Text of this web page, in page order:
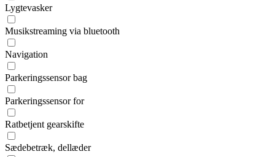
Lygtevasker
Musikstreaming via bluetooth
Navigation
Parkeringssensor bag
Parkeringssensor for
Ratbetjent gearskifte
Sædebetræk, dellæder